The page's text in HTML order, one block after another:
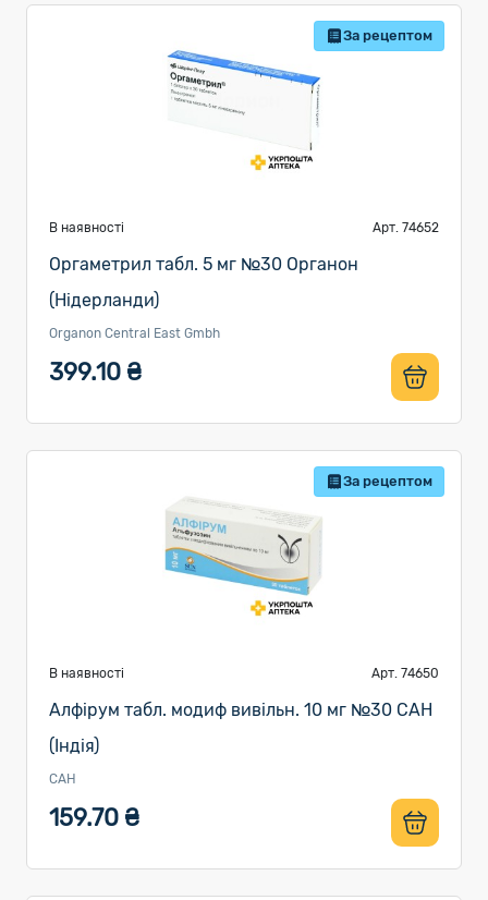
За рецептом
В наявності Арт. 74652
Оргаметрил табл. 5 мг №30 Органон
(Нідерланди)
Organon Central East Gmbh
399.10 ₴
За рецептом
В наявності Арт. 74650
Алфірум табл. модиф вивільн. 10 мг №30 САН
(Індія)
САН
159.70 ₴